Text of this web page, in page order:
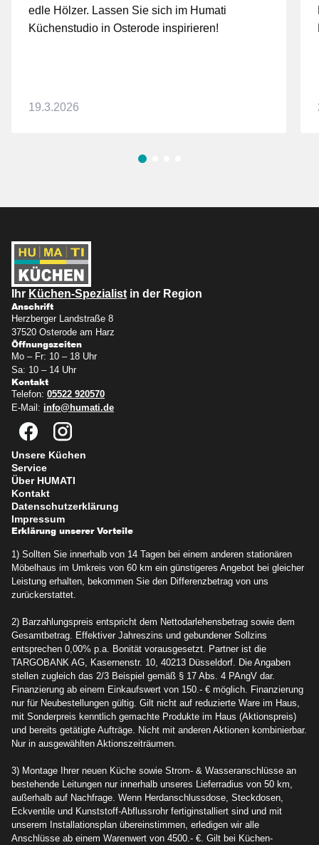
edle Hölzer. Lassen Sie sich im Humati
Küchenstudio in Osterode inspirieren!
19.3.2026
Ihr Küchen-Spezialist in der Region
Anschrift
Herzberger Landstraße 8
37520 Osterode am Harz
Öffnungszeiten
Mo – Fr: 10 – 18 Uhr
Sa: 10 – 14 Uhr
Kontakt
Telefon: 05522 920570
E-Mail: info@humati.de
Unsere Küchen
Service
Über HUMATI
Kontakt
Datenschutzerklärung
Impressum
Erklärung unserer Vorteile
1) Sollten Sie innerhalb von 14 Tagen bei einem anderen stationären
Möbelhaus im Umkreis von 60 km ein günstigeres Angebot bei gleicher
Leistung erhalten, bekommen Sie den Differenzbetrag von uns
zurückerstattet.
2) Barzahlungspreis entspricht dem Nettodarlehensbetrag sowie dem
Gesamtbetrag. Effektiver Jahreszins und gebundener Sollzins
entsprechen 0,00% p.a. Bonität vorausgesetzt. Partner ist die
TARGOBANK AG, Kasernenstr. 10, 40213 Düsseldorf. Die Angaben
stellen zugleich das 2/3 Beispiel gemäß § 17 Abs. 4 PAngV dar.
Finanzierung ab einem Einkaufswert von 150.- € möglich. Finanzierung
nur für Neubestellungen gültig. Gilt nicht auf reduzierte Ware im Haus,
mit Sonderpreis kenntlich gemachte Produkte im Haus (Aktionspreis)
und bereits getätigte Aufträge. Nicht mit anderen Aktionen kombinierbar.
Nur in ausgewählten Aktionszeiträumen.
3) Montage Ihrer neuen Küche sowie Strom- & Wasseranschlüsse an
bestehende Leitungen nur innerhalb unseres Lieferradius von 50 km,
außerhalb auf Nachfrage. Wenn Herdanschlussdose, Steckdosen,
Eckventile und Kunststoff-Abflussrohr fertiginstalliert sind und mit
unserem Installationsplan übereinstimmen, erledigen wir alle
Anschlüsse ab einem Warenwert von 4500.- €. Gilt bei Küchen-